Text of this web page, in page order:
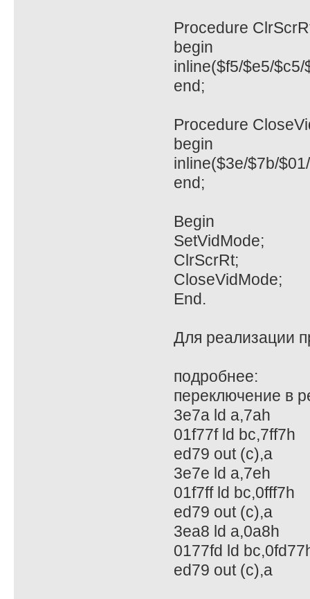
Procedure
begin
inline($f5/$e5/
end;
Procedure
begin
inline($3e/$7b/
end;
Begin
SetVidMode;
ClrScrRt;
CloseVidMode;
End.
Для реализации
подробнее:
переключение в
3e7a ld a,7ah
01f77f ld bc,7ff7h
ed79 out (c),a
3e7e ld a,7eh
01f7ff ld bc,0fff7h
ed79 out (c),a
3ea8 ld a,0a8h
0177fd ld
ed79 out (c),a